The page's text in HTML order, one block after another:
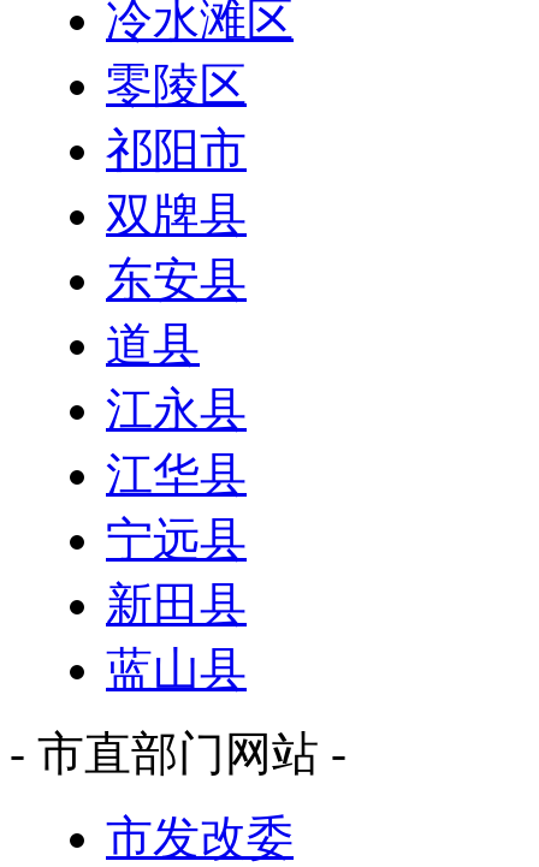
冷水滩区
零陵区
祁阳市
双牌县
东安县
道县
江永县
江华县
宁远县
新田县
蓝山县
- 市直部门网站 -
市发改委